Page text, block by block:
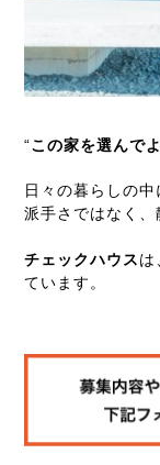
“この家を選んで
日々の暮らしの中
派手さではなく、
チェックハウスは
ています。